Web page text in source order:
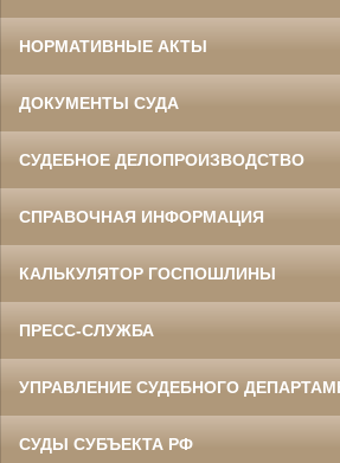
НОРМАТИВНЫЕ АКТЫ
ДОКУМЕНТЫ СУДА
СУДЕБНОЕ ДЕЛОПРОИЗВОДСТВО
СПРАВОЧНАЯ ИНФОРМАЦИЯ
КАЛЬКУЛЯТОР ГОСПОШЛИНЫ
ПРЕСС-СЛУЖБА
УПРАВЛЕНИЕ СУДЕБНОГО
СУДЫ СУБЪЕКТА РФ